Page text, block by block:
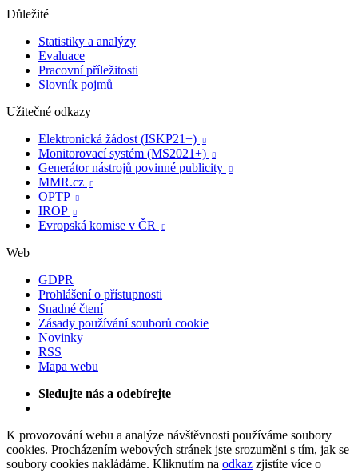
Důležité
Statistiky a analýzy
Evaluace
Pracovní příležitosti
Slovník pojmů
Užitečné odkazy
Elektronická žádost (ISKP21+)

Monitorovací systém (MS2021+) 
Generátor nástrojů povinné publicity 
MMR.cz 
OPTP 
IROP 
Evropská komise v ČR 
Web
GDPR
Prohlášení o přístupnosti
Snadné čtení
Zásady používání souborů cookie
Novinky
RSS
Mapa webu
Sledujte nás a odebírejte
K provozování webu a analýze návštěvnosti používáme soubory
cookies. Procházením webových stránek jste srozuměni s tím, jak se
soubory cookies nakládáme. Kliknutím na odkaz zjistíte více o